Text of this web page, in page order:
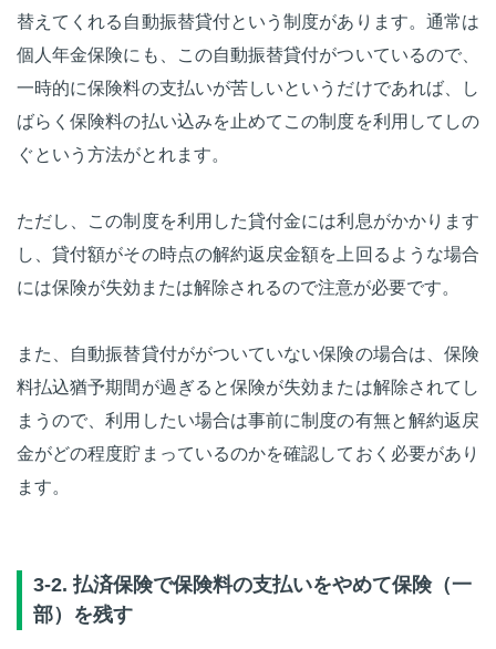
替えてくれる自動振替貸付という制度があります。通常は
個人年金保険にも、この自動振替貸付がついているので、
一時的に保険料の支払いが苦しいというだけであれば、し
ばらく保険料の払い込みを止めてこの制度を利用してしの
ぐという方法がとれます。
ただし、この制度を利用した貸付金には利息がかかります
し、貸付額がその時点の解約返戻金額を上回るような場合
には保険が失効または解除されるので注意が必要です。
また、自動振替貸付ががついていない保険の場合は、保険
料払込猶予期間が過ぎると保険が失効または解除されてし
まうので、利用したい場合は事前に制度の有無と解約返戻
金がどの程度貯まっているのかを確認しておく必要があり
ます。
3-2. 払済保険で保険料の支払いをやめて保険（一
部）を残す